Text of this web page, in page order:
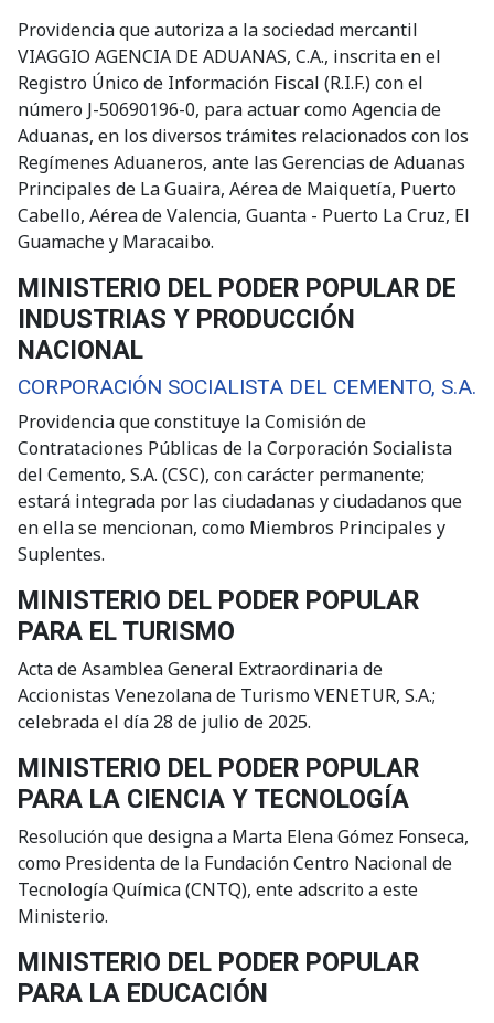
Providencia que autoriza a la sociedad mercantil
VIAGGIO AGENCIA DE ADUANAS, C.A., inscrita en el
Registro Único de Información Fiscal (R.I.F.) con el
número J-50690196-0, para actuar como Agencia de
Aduanas, en los diversos trámites relacionados con los
Regímenes Aduaneros, ante las Gerencias de Aduanas
Principales de La Guaira, Aérea de Maiquetía, Puerto
Cabello, Aérea de Valencia, Guanta - Puerto La Cruz, El
Guamache y Maracaibo.
MINISTERIO DEL PODER POPULAR DE
INDUSTRIAS Y PRODUCCIÓN
NACIONAL
CORPORACIÓN SOCIALISTA DEL CEMENTO, S.A.
Providencia que constituye la Comisión de
Contrataciones Públicas de la Corporación Socialista
del Cemento, S.A. (CSC), con carácter permanente;
estará integrada por las ciudadanas y ciudadanos que
en ella se mencionan, como Miembros Principales y
Suplentes.
MINISTERIO DEL PODER POPULAR
PARA EL TURISMO
Acta de Asamblea General Extraordinaria de
Accionistas Venezolana de Turismo VENETUR, S.A.;
celebrada el día 28 de julio de 2025.
MINISTERIO DEL PODER POPULAR
PARA LA CIENCIA Y TECNOLOGÍA
Resolución que designa a Marta Elena Gómez Fonseca,
como Presidenta de la Fundación Centro Nacional de
Tecnología Química (CNTQ), ente adscrito a este
Ministerio.
MINISTERIO DEL PODER POPULAR
PARA LA EDUCACIÓN